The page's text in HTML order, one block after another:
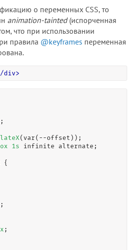
о переменных CSS, то
animation-tainted(испорченная
что при использовании
правила @keyframes переменная
/div>
;
(var(--offset));
1 s infinite alternate;
{
;
;